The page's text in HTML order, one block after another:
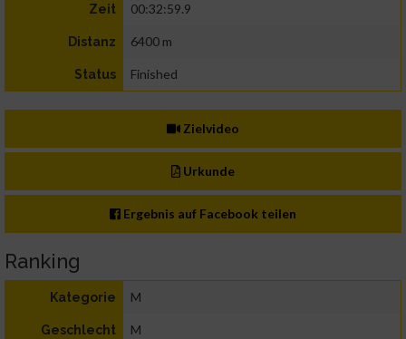
Zeit 00:32:59.9
Distanz 6400 m
Status Finished
Zielvideo
Urkunde
Ergebnis auf Facebook teilen
Ranking
Kategorie M
Geschlecht M